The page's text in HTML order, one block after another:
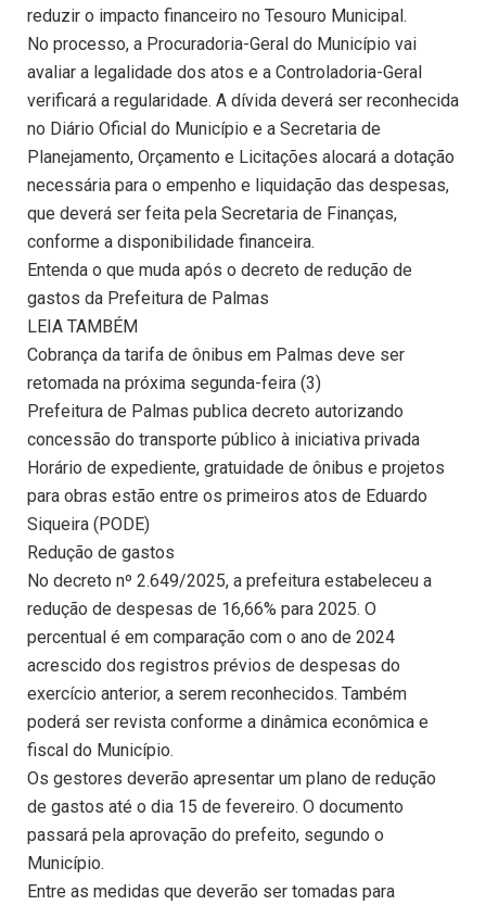
reduzir o impacto financeiro no Tesouro Municipal.
No processo, a Procuradoria-Geral do Município vai
avaliar a legalidade dos atos e a Controladoria-Geral
verificará a regularidade. A dívida deverá ser reconhecida
no Diário Oficial do Município e a Secretaria de
Planejamento, Orçamento e Licitações alocará a dotação
necessária para o empenho e liquidação das despesas,
que deverá ser feita pela Secretaria de Finanças,
conforme a disponibilidade financeira.
Entenda o que muda após o decreto de redução de
gastos da Prefeitura de Palmas
LEIA TAMBÉM
Cobrança da tarifa de ônibus em Palmas deve ser
retomada na próxima segunda-feira (3)
Prefeitura de Palmas publica decreto autorizando
concessão do transporte público à iniciativa privada
Horário de expediente, gratuidade de ônibus e projetos
para obras estão entre os primeiros atos de Eduardo
Siqueira (PODE)
Redução de gastos
No decreto nº 2.649/2025, a prefeitura estabeleceu a
redução de despesas de 16,66% para 2025. O
percentual é em comparação com o ano de 2024
acrescido dos registros prévios de despesas do
exercício anterior, a serem reconhecidos. Também
poderá ser revista conforme a dinâmica econômica e
fiscal do Município.
Os gestores deverão apresentar um plano de redução
de gastos até o dia 15 de fevereiro. O documento
passará pela aprovação do prefeito, segundo o
Município.
Entre as medidas que deverão ser tomadas para